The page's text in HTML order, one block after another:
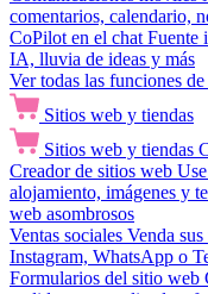
comentarios, calendario,
CoPilot en el chat Fuente
IA, lluvia de ideas y más
Ver todas las funciones
Sitios web y tiendas
Sitios web y tiendas
Creador de sitios web
alojamiento, imágenes y
web asombrosos
Ventas sociales Venda
Instagram, WhatsApp o
Formularios del sitio web